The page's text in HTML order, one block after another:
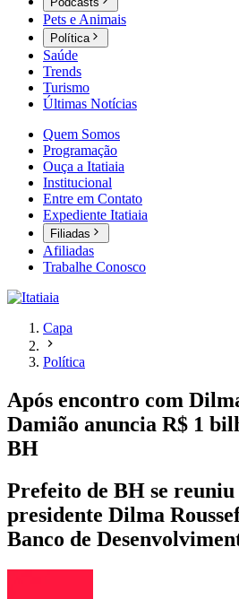
Pets e Animais
Política
Saúde
Trends
Turismo
Últimas Notícias
Quem Somos
Programação
Ouça a Itatiaia
Institucional
Entre em Contato
Expediente Itatiaia
Filiadas
Afiliadas
Trabalhe Conosco
Capa
Política
Após encontro com
Damião anuncia R$ 1
BH
Prefeito de BH se reuniu
presidente Dilma
Banco de